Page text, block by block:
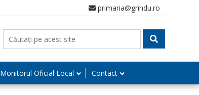
primaria@grindu.ro
Monitorul Oficial Local Contact